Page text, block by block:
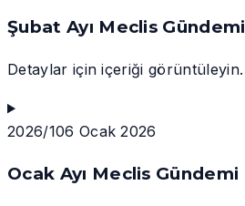
Şubat Ayı Meclis Gündemi
Detaylar için içeriği görüntüleyin.
2026/106 Ocak 2026
Ocak Ayı Meclis Gündemi